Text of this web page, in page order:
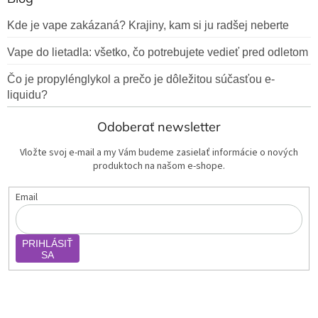
Kde je vape zakázaná? Krajiny, kam si ju radšej neberte
Vape do lietadla: všetko, čo potrebujete vedieť pred odletom
Čo je propylénglykol a prečo je dôležitou súčasťou e-
liquidu?
Odoberať newsletter
Vložte svoj e-mail a my Vám budeme zasielať informácie o nových
produktoch na našom e-shope.
Email
PRIHLÁSIŤ
SA